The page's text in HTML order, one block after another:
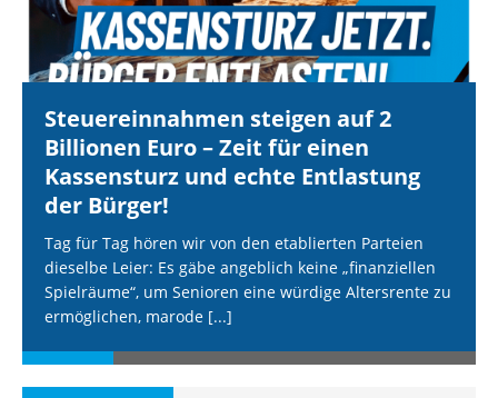
Steuereinnahmen steigen auf 2
Billionen Euro – Zeit für einen
Kassensturz und echte Entlastung
der Bürger!
Tag für Tag hören wir von den etablierten Parteien
dieselbe Leier: Es gäbe angeblich keine „finanziellen
Spielräume“, um Senioren eine würdige Altersrente zu
ermöglichen, marode [...]